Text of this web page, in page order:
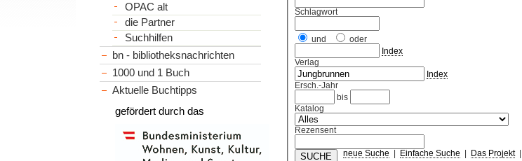
Schlagwort
und
oder
Index
Verlag
Index
Ersch.-Jahr
bis
Katalog
Rezensent
neue Suche Einfache Suche Das Projekt|
OPAC alt
die Partner
Suchhilfen
bn - bibliotheksnachrichten
1000 und 1 Buch
Aktuelle Buchtipps
gefördert durch das